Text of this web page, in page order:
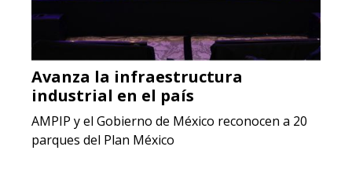
Avanza la infraestructura
industrial en el país
AMPIP y el Gobierno de México reconocen a 20
parques del Plan México